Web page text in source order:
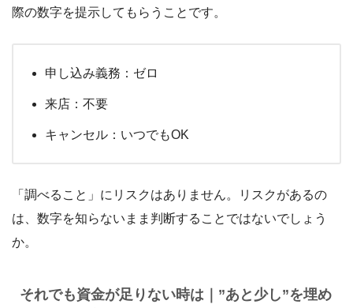
際の数字を提示してもらうことです。
申し込み義務：ゼロ
来店：不要
キャンセル：いつでもOK
「調べること」にリスクはありません。リスクがあるの
は、数字を知らないまま判断することではないでしょう
か。
それでも資金が足りない時は｜”あと少し”を埋め